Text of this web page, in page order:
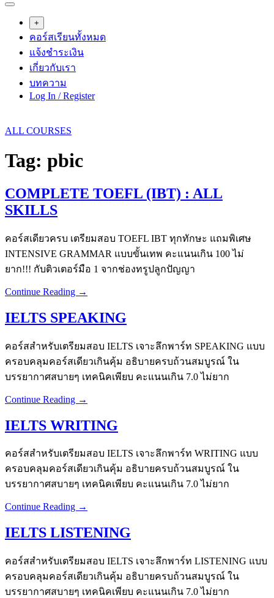
+
คอร์สเรียนทั้งหมด
แจ้งชำระเงิน
เกี่ยวกับเรา
บทความ
Log In / Register
ALL COURSES
Tag: pbic
COMPLETE TOEFL (IBT) : ALL
SKILLS
คอร์สเดียวครบ เตรียมสอบ TOEFL IBT ทุกทักษะ แถมพิเศษ
INTENSIVE GRAMMAR แบบขั้นเทพ คะแนนเกิน 100 ไม่
ยาก!!! กับติวเตอร์มือ 1 จากช่องทรูปลูกปัญญา
Continue Reading →
IELTS SPEAKING
คอร์สสำหรับเตรียมสอบ IELTS เจาะลึกพาร์ท SPEAKING แบบ
ครอบคลุมคอร์สเดียวเกินคุ้ม อธิบายครบถ้วนสมบูรณ์ ใน
บรรยากาศสบายๆ เทคนิคเพียบ คะแนนเกิน 7.0 ไม่ยาก
Continue Reading →
IELTS WRITING
คอร์สสำหรับเตรียมสอบ IELTS เจาะลึกพาร์ท WRITING แบบ
ครอบคลุมคอร์สเดียวเกินคุ้ม อธิบายครบถ้วนสมบูรณ์ ใน
บรรยากาศสบายๆ เทคนิคเพียบ คะแนนเกิน 7.0 ไม่ยาก
Continue Reading →
IELTS LISTENING
คอร์สสำหรับเตรียมสอบ IELTS เจาะลึกพาร์ท LISTENING แบบ
ครอบคลุมคอร์สเดียวเกินคุ้ม อธิบายครบถ้วนสมบูรณ์ ใน
บรรยากาศสบายๆ เทคนิคเพียบ คะแนนเกิน 7.0 ไม่ยาก